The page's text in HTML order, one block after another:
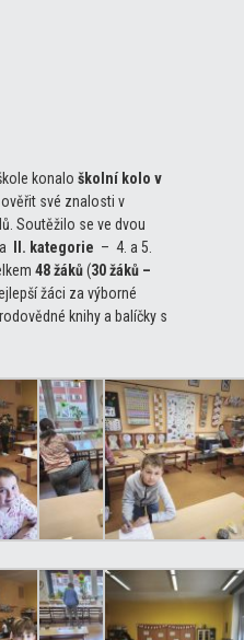
konalo školní kolo v
ověřit své znalosti v
Soutěžilo se ve dvou
II. kategorie – 4. a 5.
48 žáků(30 žá ků –
žáci za výborné
knihy a balíčky s